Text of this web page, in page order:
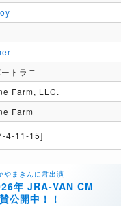
トラニ
Farm, LLC.
Farm
4-11-15]
やまきんに君出演
年 JRA-VAN CM
公開中！！